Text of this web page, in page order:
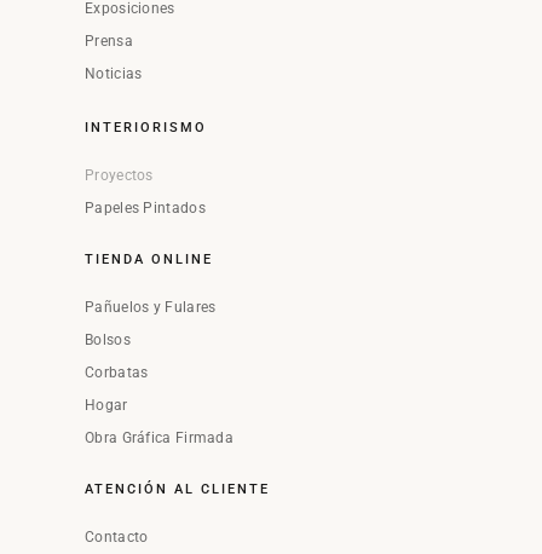
Exposiciones
Prensa
Noticias
INTERIORISMO
Proyectos
Papeles Pintados
TIENDA ONLINE
Pañuelos y Fulares
Bolsos
Corbatas
Hogar
Obra Gráfica Firmada
ATENCIÓN AL CLIENTE
Contacto